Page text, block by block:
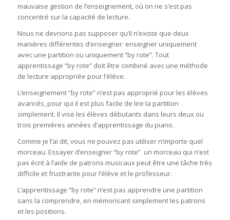
mauvaise gestion de l’enseignement, où on ne s’est pas
concentré sur la capacité de lecture.
Nous ne devrions pas supposer qu’il n’existe que deux
manières différentes d’enseigner: enseigner uniquement
avec une partition ou uniquement “by rote”. Tout
apprentissage “by rote” doit être combiné avec une méthode
de lecture appropriée pour l’élève.
L’enseignement “by rote” n’est pas approprié pour les élèves
avancés, pour qui il est plus facile de lire la partition
simplement. Il vise les élèves débutants dans leurs deux ou
trois premières années d’apprentissage du piano.
Comme je l’ai dit, vous ne pouvez pas utiliser n’importe quel
morceau. Essayer d’enseigner “by rote” un morceau qui n’est
pas écrit à l’aide de patrons musicaux peut être une tâche très
difficile et frustrante pour l’élève et le professeur.
L’apprentissage “by rote” n’est pas apprendre une partition
sans la comprendre, en mémorisant simplement les patrons
et les positions.